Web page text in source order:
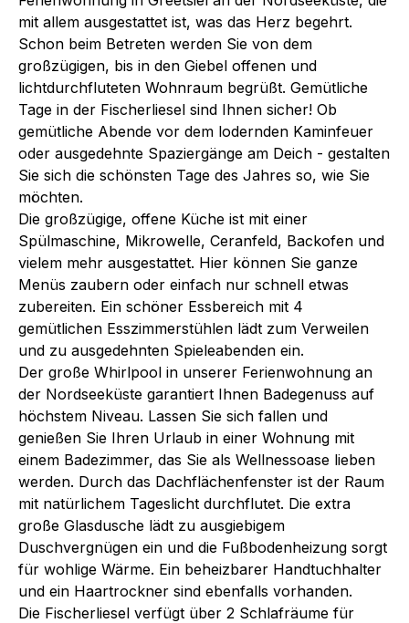
mit allem ausgestattet ist, was das Herz begehrt.
Schon beim Betreten werden Sie von dem
großzügigen, bis in den Giebel offenen und
lichtdurchfluteten Wohnraum begrüßt. Gemütliche
Tage in der Fischerliesel sind Ihnen sicher! Ob
gemütliche Abende vor dem lodernden Kaminfeuer
oder ausgedehnte Spaziergänge am Deich - gestalten
Sie sich die schönsten Tage des Jahres so, wie Sie
möchten.
Die großzügige, offene Küche ist mit einer
Spülmaschine, Mikrowelle, Ceranfeld, Backofen und
vielem mehr ausgestattet. Hier können Sie ganze
Menüs zaubern oder einfach nur schnell etwas
zubereiten. Ein schöner Essbereich mit 4
gemütlichen Esszimmerstühlen lädt zum Verweilen
und zu ausgedehnten Spieleabenden ein.
Der große Whirlpool in unserer Ferienwohnung an
der Nordseeküste garantiert Ihnen Badegenuss auf
höchstem Niveau. Lassen Sie sich fallen und
genießen Sie Ihren Urlaub in einer Wohnung mit
einem Badezimmer, das Sie als Wellnessoase lieben
werden. Durch das Dachflächenfenster ist der Raum
mit natürlichem Tageslicht durchflutet. Die extra
große Glasdusche lädt zu ausgiebigem
Duschvergnügen ein und die Fußbodenheizung sorgt
für wohlige Wärme. Ein beheizbarer Handtuchhalter
und ein Haartrockner sind ebenfalls vorhanden.
Die Fischerliesel verfügt über 2 Schlafräume für